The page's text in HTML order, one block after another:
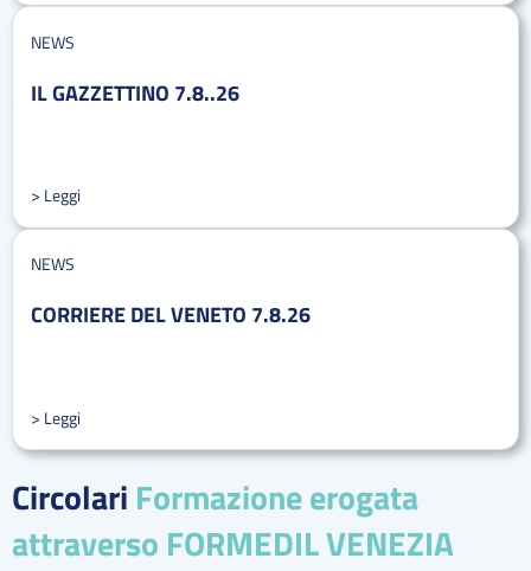
NEWS
IL GAZZETTINO 7.8..26
> Leggi
NEWS
CORRIERE DEL VENETO 7.8.26
> Leggi
Circolari Formazione erogata
attraverso FORMEDIL VENEZIA